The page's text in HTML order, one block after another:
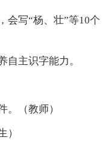
会写“杨、壮”等10个
自主识字能力。
。（教师）
）